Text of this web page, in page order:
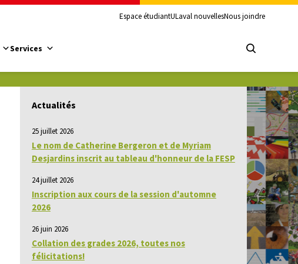
Espace étudiantULaval nouvellesNous joindre
Services
Actualités
25 juillet 2026
Le nom de Catherine Bergeron et de Myriam
Desjardins inscrit au tableau d'honneur de la FESP
24 juillet 2026
Inscription aux cours de la session d'automne
2026
26 juin 2026
Collation des grades 2026, toutes nos
félicitations!